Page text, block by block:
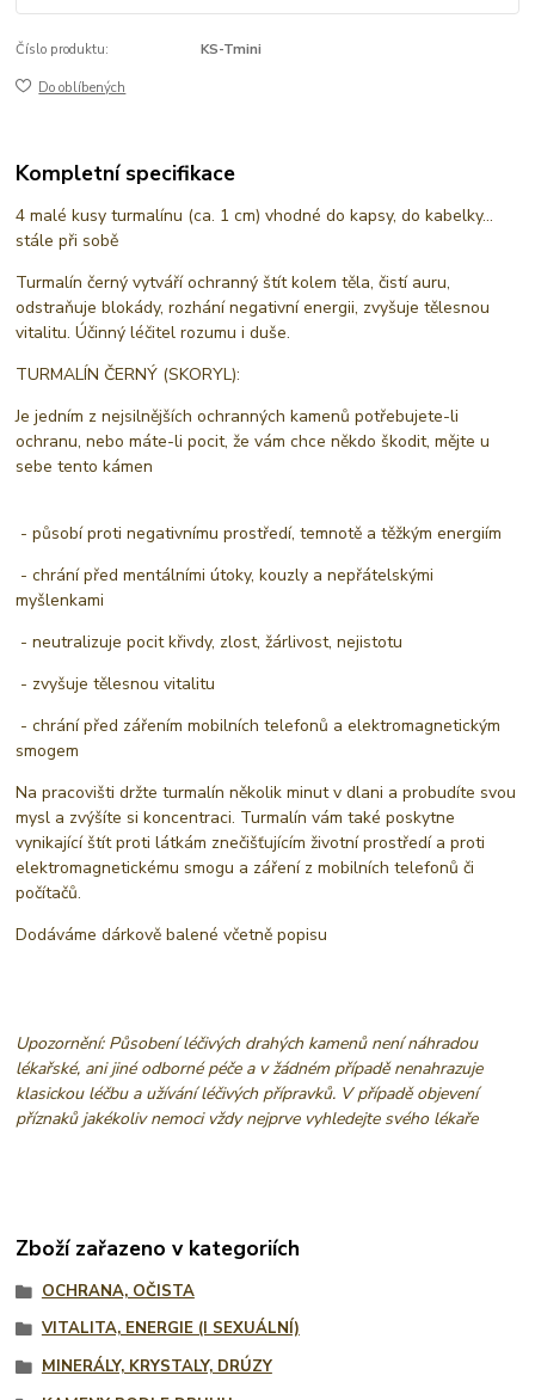
Číslo produktu: KS-Tmini
Do oblíbených
Kompletní specifikace
4 malé kusy turmalínu (ca. 1 cm) vhodné do kapsy, do kabelky...
stále při sobě
Turmalín černý vytváří ochranný štít kolem těla, čistí auru,
odstraňuje blokády, rozhání negativní energii, zvyšuje tělesnou
vitalitu. Účinný léčitel rozumu i duše.
TURMALÍN ČERNÝ (SKORYL):
Je jedním z nejsilnějších ochranných kamenů potřebujete-li
ochranu, nebo máte-li pocit, že vám chce někdo škodit, mějte u
sebe tento kámen
- působí proti negativnímu prostředí, temnotě a těžkým energiím
- chrání před mentálními útoky, kouzly a nepřátelskými
myšlenkami
- neutralizuje pocit křivdy, zlost, žárlivost, nejistotu
- zvyšuje tělesnou vitalitu
- chrání před zářením mobilních telefonů a elektromagnetickým
smogem
Na pracovišti držte turmalín několik minut v dlani a probudíte svou
mysl a zvýšíte si koncentraci. Turmalín vám také poskytne
vynikající štít proti látkám znečišťujícím životní prostředí a proti
elektromagnetickému smogu a záření z mobilních telefonů či
počítačů.
Dodáváme dárkově balené včetně popisu
Upozornění: Působení léčivých drahých kamenů není náhradou
lékařské, ani jiné odborné péče a v žádném případě nenahrazuje
klasickou léčbu a užívání léčivých přípravků. V případě objevení
příznaků jakékoliv nemoci vždy nejprve vyhledejte svého lékaře
Zboží zařazeno v kategoriích
OCHRANA, OČISTA
VITALITA, ENERGIE (I SEXUÁLNÍ)
MINERÁLY, KRYSTALY, DRÚZY